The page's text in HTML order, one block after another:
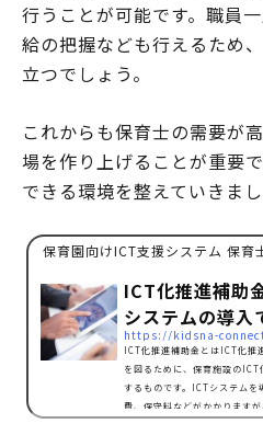
行うことが可能です。職員
給の把握なども行えるため
立つでしょう。
これからも保育士の需要が
場を作り上げることが重要
できる環境を整えていきまし
保育園向けICT支援システム 保育
ICT化推進補助
システムの導入
ICT化推進補助金とはICT化推
を図るために、保育施設の
するものです。ICTシステムを
費、保守料などがかかります